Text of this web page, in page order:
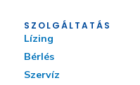
SZOLGÁLTATÁS
Lízing
Bérlés
Szervíz